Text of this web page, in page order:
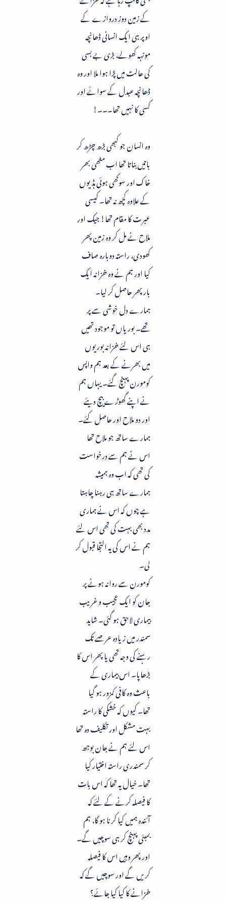
کے زمین دوز دروازے کے
اوپر ہی ایک انسانی ڈھانچہ
مونہہ کھولے، بڑی بے بسی
کی حالت میں پڑا ہوا ملا اور وہ
ڈھانچہ عبدل کے سوائے اور
کسی کا نہیں تھا۔۔۔!
وہ انسان جو کبھی بڑھ چڑھ کر
باتیں بناتا تھا اب مٹھی بھر
خاک اور سوکھی ہوئی ہڈیوں
کے علاوہ کچھ نہ تھا۔ کیسی
عبرت کا مقام تھا! جیک اور
ملاح نے مل کر وہ زمین پھر
کھودی، راستہ دوبارہ صاف
کیا اور ہم نے وہ خزانہ ایک
بار پھر حاصل کر لیا۔
ہمارے دل خوشی سے پر
تھے۔ بوریاں تو موجود تھیں
ہی اس لئے خزانہ بوریوں
میں بھرنے کے بعد ہم واپس
کومورن پہنچ گئے۔ یہاں ہم
نے اپنے گھوڑے بیچ دیئے
اور دو ملاح اور حاصل کئے۔
ہمارے ساتھ جو ملاح تھا
اس نے ہم سے درخواست
کی تھی کہ اب وہ ہمیشہ
ہمارے ساتھ ہی رہنا چاہتا
ہے چوں کہ اس نے ہماری
مدد بھی بہت کی تھی اس لئے
ہم نے اس کی یہ التجا قبول کر
لی۔
کومورن سے روانہ ہونے پر
جان کو ایک عجیب و غریب
بیماری لاحق ہو گئی۔ شاید
سمندر میں زیادہ عرصے تک
رہنے کی وجہ تھی یا پھر اس کا
بڑھاپا۔ اس بیماری کے
باعث وہ کافی کمزور ہو گیا
تھا۔ کیوں کہ خشکی کا راستہ
بہت مشکل اور تکلیف دہ تھا
اس لئے ہم نے جان بوجھ
کر سمندری راستہ اختیار کیا
تھا۔ خیال یہ تھا کہ اس بات
کا فیصلہ کرنے کے لئے کہ
آئندہ ہمیں کیا کرنا ہو گا، ہم
بمبئی پہنچ کر ہی سوچیں گے۔
اور پھر وہیں اس کا فیصلہ
کریں گے اور سوچیں گے کہ
خزانے کا کیا کیا جائے؟